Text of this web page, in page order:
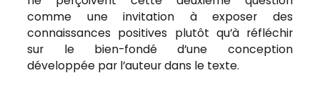
comme une invitation à exposer des
connaissances positives plutôt qu’à réfléchir
sur le bien-fondé d’une conception
développée par l’auteur dans le texte.